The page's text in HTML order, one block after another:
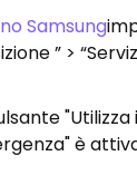
Samsung
” >
"Utilizza
è